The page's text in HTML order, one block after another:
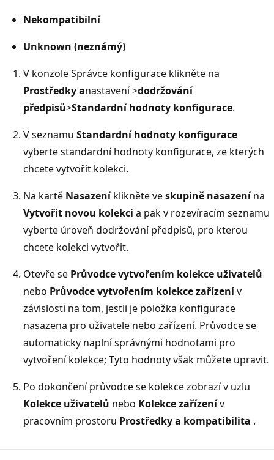
Nekompatibilní
Unknown (neznámý)
V konzole Správce konfigurace klikněte na
Prostředky anastavení >dodržování
předpisů>Standardní hodnoty konfigurace.
V seznamu Standardní hodnoty konfigurace
vyberte standardní hodnoty konfigurace, ze kterých
chcete vytvořit kolekci.
Na kartě Nasazeníklikněte veskupině nasazenína
Vytvořit novou kolekci a pak v rozevíracím seznamu
vyberte úroveň dodržování předpisů, pro kterou
chcete kolekci vytvořit.
Otevře se Průvodce vytvořením kolekce uživatelů
nebo Průvodce vytvořením kolekce zařízenív
závislosti na tom, jestli je položka konfigurace
nasazena pro uživatele nebo zařízení. Průvodce se
automaticky naplní správnými hodnotami pro
vytvoření kolekce; Tyto hodnoty však můžete upravit.
Po dokončení průvodce se kolekce zobrazí v uzlu
Kolekce uživatelů nebo Kolekce zařízenív
pracovním prostoru Prostředky a kompatibilita .